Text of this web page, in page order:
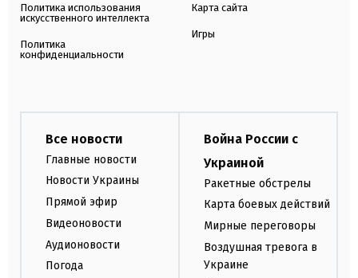
Политика использования
искусственного интеллекта
Политика
конфиденциальности
Карта сайта
Игры
Все новости
Главные новости
Новости Украины
Прямой эфир
Видеоновости
Аудионовости
Погода
Война России с
Украиной
Ракетные обстрелы
Карта боевых действий
Мирные переговоры
Воздушная тревога в
Украине